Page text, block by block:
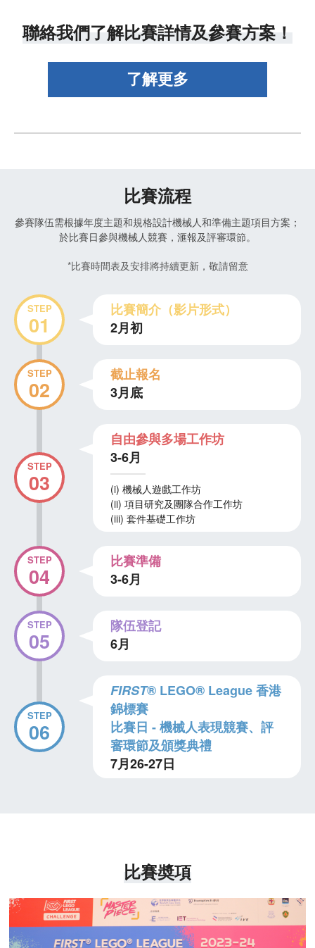
聯絡我們了解比賽詳情及參賽方案！
比賽流程
參賽隊伍需根據年度主題和規格設計機械人和準備主題項目方案；
於比賽日參與機械人競賽，滙報及評審環節。
*比賽時間表及安排將持續更新，敬請留意
STEP
01
比賽簡介（影片形式）
2月初
STEP
02
截止報名
3月底
STEP
03
自由參與多場工作坊
3-6月
(i) 機械人遊戲工作坊
(ii) 項目研究及團隊合作工作坊
(iii) 套件基礎工作坊
STEP
04
比賽準備
3-6月
STEP
05
隊伍登記
6月
STEP
06
FIRST® LEGO® League 香港
錦標賽
比賽日 - 機械人表現競賽、評
審環節及頒獎典禮
7月26-27日
比賽奬項